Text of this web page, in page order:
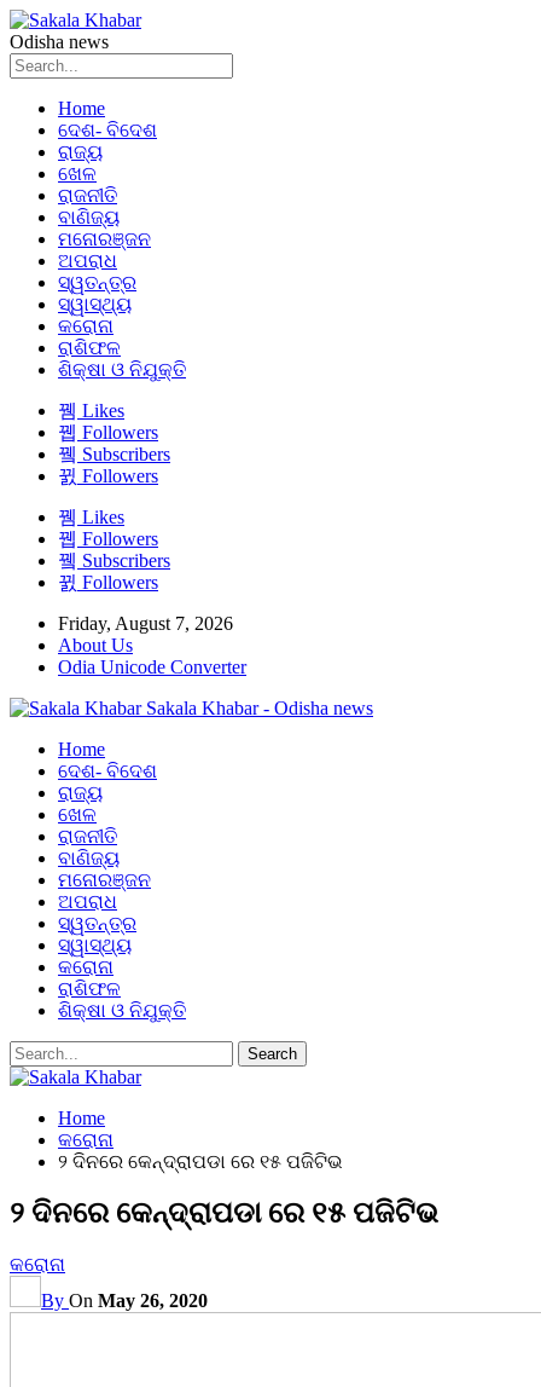
Odisha news
Home
ଦେଶ- ବିଦେଶ
ରାଜ୍ୟ
ଖେଳ
ରାଜନୀତି
ବାଣିଜ୍ୟ
ମନୋରଞ୍ଜନ
ଅପରାଧ
ସ୍ୱତନ୍ତ୍ର
ସ୍ୱାସ୍ଥ୍ୟ
କରୋନା
ରାଶିଫଳ
ଶିକ୍ଷା ଓ ନିଯୁକ୍ତି
Likes
Followers
Subscribers
Followers
Likes
Followers
Subscribers
Followers
Friday, August 7, 2026
About Us
Odia Unicode Converter
Sakala Khabar - Odisha news
Home
ଦେଶ- ବିଦେଶ
ରାଜ୍ୟ
ଖେଳ
ରାଜନୀତି
ବାଣିଜ୍ୟ
ମନୋରଞ୍ଜନ
ଅପରାଧ
ସ୍ୱତନ୍ତ୍ର
ସ୍ୱାସ୍ଥ୍ୟ
କରୋନା
ରାଶିଫଳ
ଶିକ୍ଷା ଓ ନିଯୁକ୍ତି
Home
କରୋନା
୨ ଦିନରେ କେନ୍ଦ୍ରାପଡା ରେ ୧୫ ପଜିଟିଭ
୨ ଦିନରେ କେନ୍ଦ୍ରାପଡା ରେ ୧୫ ପଜିଟିଭ
କରୋନା
By On May 26, 2020